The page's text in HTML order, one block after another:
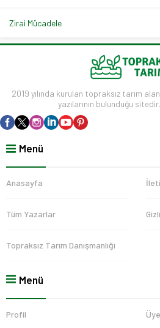
Zirai Mücadele
2019 yılında kurulan topraksız tarım
yazılarının bulunduğu
Menü
Anasayfa
Tüm Yazarlar
Topraksız Tarım Danışmanlığı
Menü
Profil